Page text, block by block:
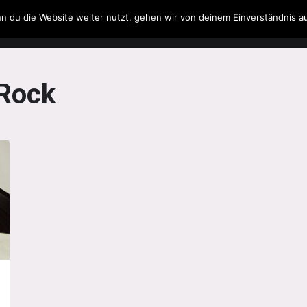
Filme & Serien Musik Spielzeug Literatur
du die Website weiter nutzt, gehen wir von deinem Einverständnis